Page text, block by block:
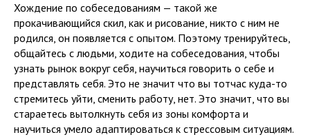
Хождение по собеседованиям — такой же
прокачивающийся скил, как и рисование, никто с ним не
родился, он появляется с опытом. Поэтому тренируйтесь,
общайтесь с людьми, ходите на собеседования, чтобы
узнать рынок вокруг себя, научиться говорить о себе и
представлять себя. Это не значит что вы тотчас куда-то
стремитесь уйти, сменить работу, нет. Это значит, что вы
стараетесь вытолкнуть себя из зоны комфорта и
научиться умело адаптироваться к стрессовым ситуациям.